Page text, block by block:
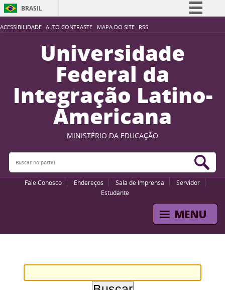
ACESSIBILIDADE ALTO CONTRASTE MAPA DO SITE RSS
BRASIL
Simplifique!
Participe
Acesso à informação
Legislação
Canais
Universidade
Federal da
Integração Latino-
Americana
MINISTÉRIO DA EDUCAÇÃO
Buscar no portal
Fale Conosco Endereços Sala de Imprensa
Servidor
Estudante